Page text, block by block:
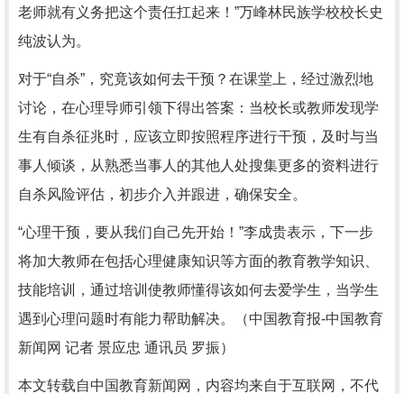
老师就有义务把这个责任扛起来！”万峰林民族学校校长史
纯波认为。
对于“自杀”，究竟该如何去干预？在课堂上，经过激烈地
讨论，在心理导师引领下得出答案：当校长或教师发现学
生有自杀征兆时，应该立即按照程序进行干预，及时与当
事人倾谈，从熟悉当事人的其他人处搜集更多的资料进行
自杀风险评估，初步介入并跟进，确保安全。
“心理干预，要从我们自己先开始！”李成贵表示，下一步
将加大教师在包括心理健康知识等方面的教育教学知识、
技能培训，通过培训使教师懂得该如何去爱学生，当学生
遇到心理问题时有能力帮助解决。（中国教育报-中国教育
新闻网 记者 景应忠 通讯员 罗振）
本文转载自中国教育新闻网，内容均来自于互联网，不代